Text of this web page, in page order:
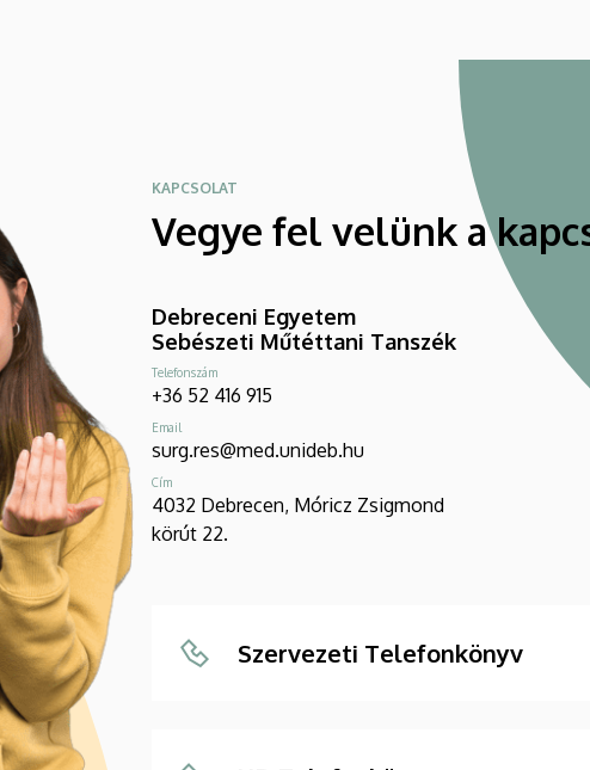
KAPCSOLAT
Vegye fel velünk a
Debreceni Egyetem
Sebészeti Műtéttani Tanszék
Telefonszám
+36 52 416 915
Email
surg.res@med.unideb.hu
Cím
4032 Debrecen, Móricz Zsigmond
körút 22.
Szervezeti Telefonkönyv